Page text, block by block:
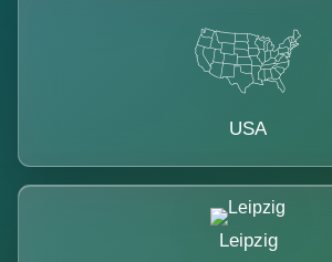
USA
Leipzig